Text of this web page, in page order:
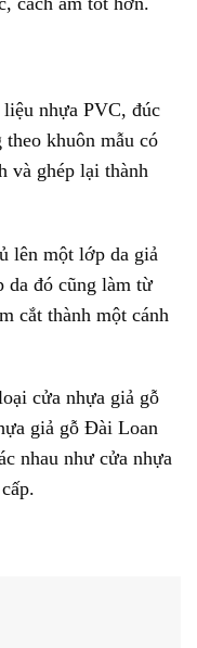
nhựa PVC, đúc
khuôn mẫu có
và ghép lại thành
lên một lớp da giả
da đó cũng làm từ
cắt thành một cánh
cửa nhựa giả gỗ
giả gỗ Đài Loan
nhau như cửa nhựa